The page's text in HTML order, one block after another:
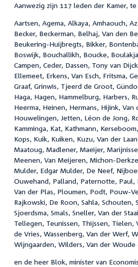
Aanwezig zijn 117 leden der Kamer,
Aartsen, Agema, Alkaya, Amhaouch,
Becker, Beckerman, Belhaj, Van den
Beukering-Huijbregts, Bikker,
Boswijk, Bouchallikh, Boucke,
Campen, Ceder, Dassen, Tony van
Ellemeet, Erkens, Van Esch, Fritsma,
Graaf, Grinwis, Tjeerd de Groot,
Haga, Hagen, Hammelburg, Harbers,
Heerma, Heinen, Hermans, Hijink,
Houwelingen, Jetten, Léon de Jong,
Kamminga, Kat, Kathmann,
Kops, Kuik, Kuiken, Kuzu, Van der
Maatoug, Madlener, Maeijer,
Meenen, Van Meijeren, Michon-
Mulder, Edgar Mulder, De Neef,
Ouwehand, Palland, Paternotte, Paul,
Van der Plas, Ploumen, Podt, Pouw-
Rajkowski, De Roon, Sahla, Schouten,
Sjoerdsma, Smals, Sneller, Van der
Tellegen, Teunissen, Thijssen, Tielen,
de Vries, Wassenberg, Van der Werf,
Wijngaarden, Wilders, Van der Woude
en de heer Blok, minister van